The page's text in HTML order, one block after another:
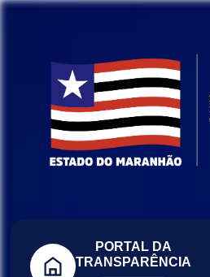
PORTAL DA
TRANSPARÊNCIA